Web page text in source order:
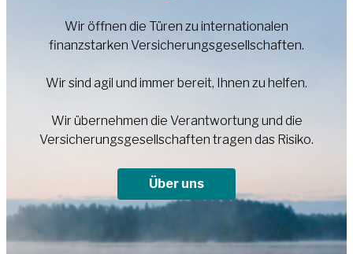
Wir öffnen die Türen zu internationalen
finanzstarken Versicherungsgesellschaften.
Wir sind agil und immer bereit, Ihnen zu helfen.
Wir übernehmen die Verantwortung und die
Versicherungsgesellschaften tragen das Risiko.
Über uns